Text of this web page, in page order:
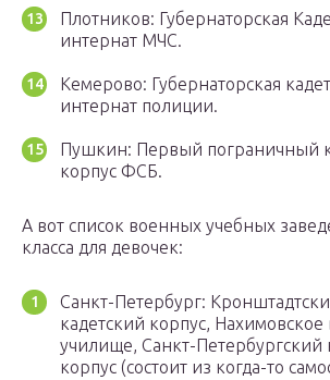
Плотников: Губернаторская
интернат МЧС.
Кемерово: Губернаторская
интернат полиции.
Пушкин: Первый пограничный
корпус ФСБ.
А вот список военных учебных
класса для девочек:
Санкт-Петербург:
кадетский корпус,
училище, Санкт-Петербургский
корпус (состоит из когда-то